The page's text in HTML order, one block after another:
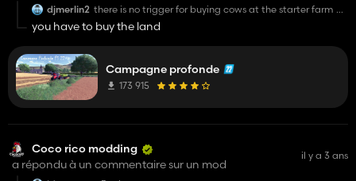
djmerlin2 there is no trigger for buying cows at the starter farm or
even drop at the barn.
you have to buy the land
Campagne profonde
173 915
Coco rico modding
a répondu à un commentaire sur un mod
il y a 3 ans